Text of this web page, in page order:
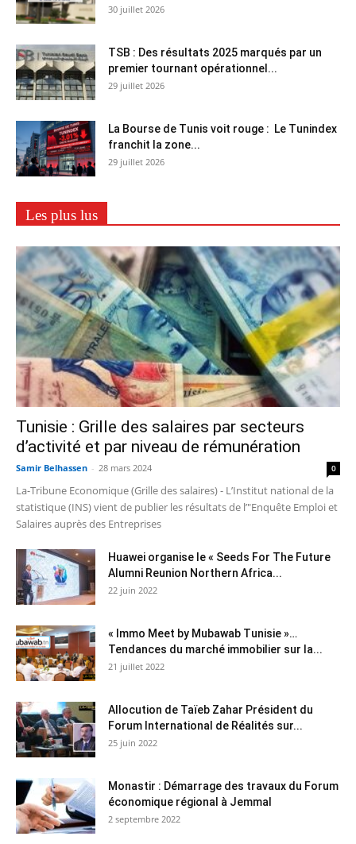
30 juillet 2026
TSB : Des résultats 2025 marqués par un
premier tournant opérationnel...
29 juillet 2026
La Bourse de Tunis voit rouge : Le Tunindex
franchit la zone...
29 juillet 2026
Les plus lus
Tunisie : Grille des salaires par secteurs
d’activité et par niveau de rémunération
Samir Belhassen - 28 mars 2024 0
La-Tribune Economique (Grille des salaires) - L’Institut national de la
statistique (INS) vient de publier les résultats de l’"Enquête Emploi et
Salaires auprès des Entreprises
Huawei organise le « Seeds For The Future
Alumni Reunion Northern Africa...
22 juin 2022
« Immo Meet by Mubawab Tunisie »…
Tendances du marché immobilier sur la...
21 juillet 2022
Allocution de Taïeb Zahar Président du
Forum International de Réalités sur...
25 juin 2022
Monastir : Démarrage des travaux du Forum
économique régional à Jemmal
2 septembre 2022